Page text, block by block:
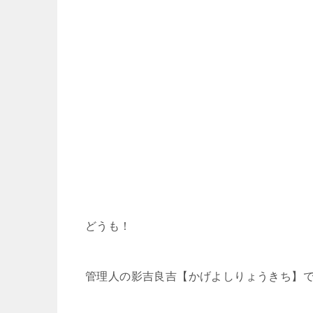
どうも！
管理人の影吉良吉【かげよしりょうきち】